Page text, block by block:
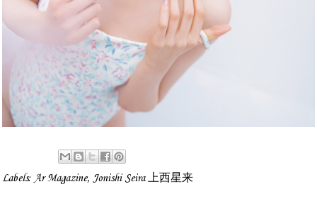
Labels: Ar Magazine, Jonishi Seira 上西星来